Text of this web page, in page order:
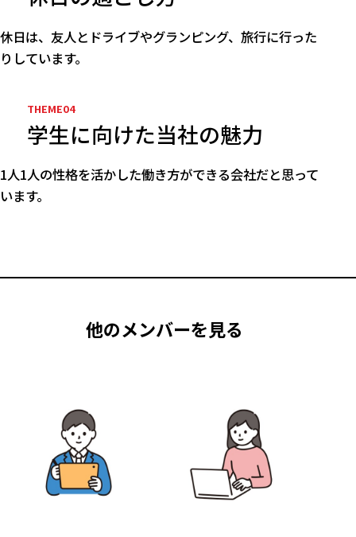
休日は、友人とドライブやグランピング、旅行に行った
りしています。
学生に向けた当社の魅力
1人1人の性格を活かした働き方ができる会社だと思って
います。
他のメンバーを見る